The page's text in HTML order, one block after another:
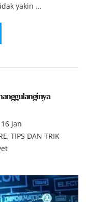
yakin ...
16 Jan
, TIPS DAN TRIK